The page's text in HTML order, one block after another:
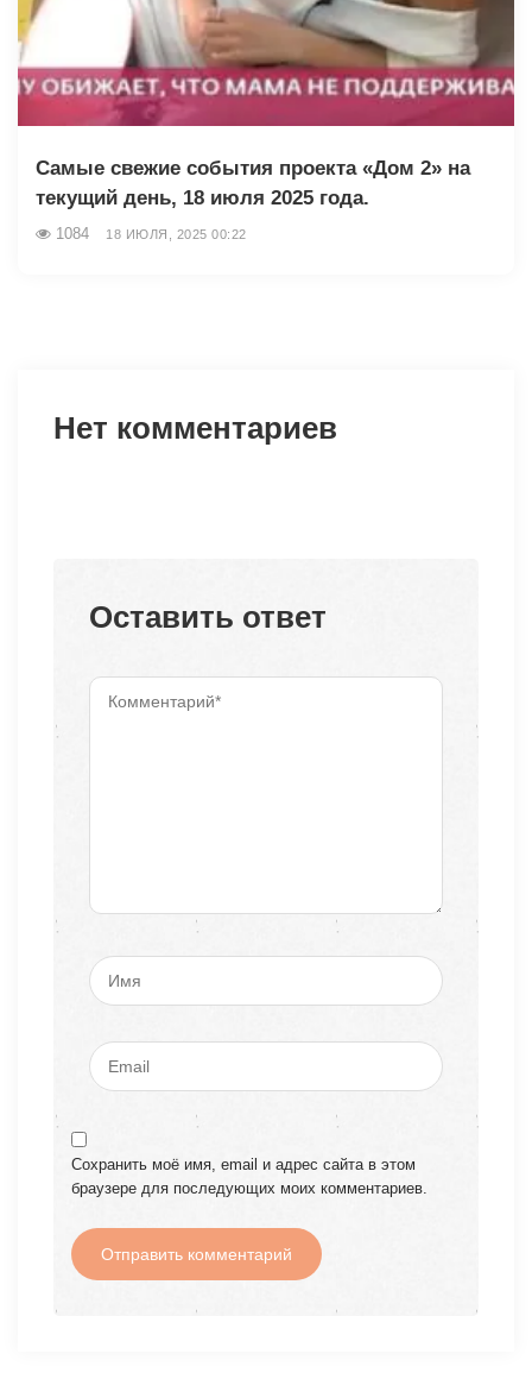
Самые свежие события проекта «Дом 2» на
текущий день, 18 июля 2025 года.
1084 18 ИЮЛЯ, 2025 00:22
Нет комментариев
Оставить ответ
Сохранить моё имя, email и адрес сайта в этом
браузере для последующих моих комментариев.